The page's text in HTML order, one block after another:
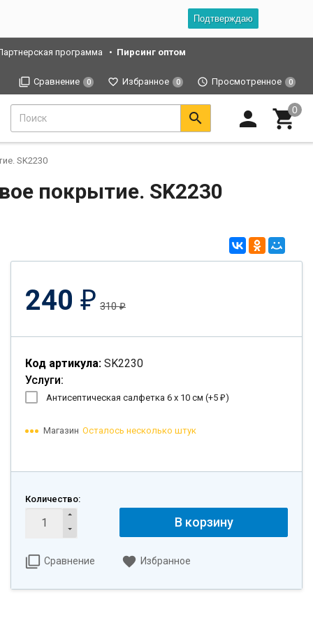
Подтверждаю
программа Пирсинг оптом
Сравнение 0 Избранное 0 Просмотренное 0
SK2230
покрытие. SK2230
240 ₽ 310₽
Код артикула: SK2230
Услуги:
Антисептическая салфетка 6 х 10 см (+5 ₽)
Магазин Осталось несколько штук
Количество:
В корзину
Сравнение Избранное